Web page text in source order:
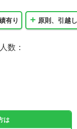
有り 原則、引越
数：
は